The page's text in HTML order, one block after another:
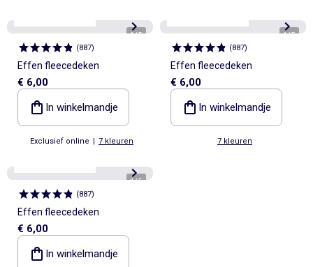
1/5
(887)
Effen fleecedeken
€ 6,00
In winkelmandje
Exclusief online | 7 kleuren
1/5
(887)
Effen fleecedeken
€ 6,00
In winkelmandje
7 kleuren
1/5
(887)
Effen fleecedeken
€ 6,00
In winkelmandje